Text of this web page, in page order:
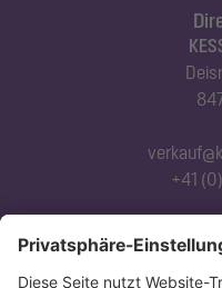
+41
Abonnieren